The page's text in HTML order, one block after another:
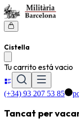
Cistella
Tu carrito está vacio
(+34) 93 207 53 85
Tancat per